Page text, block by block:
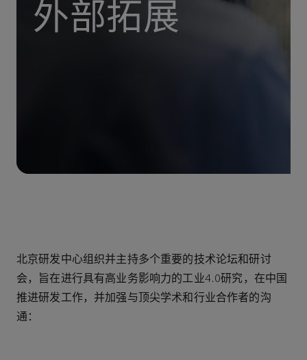
外部拓展
北京研发中心组织并主持多个重要的技术论坛和研讨
会，旨在进行具有高业务影响力的工业4.0研究，在中国
推进研发工作，并加强与顶尖学术和行业合作者的沟
通：